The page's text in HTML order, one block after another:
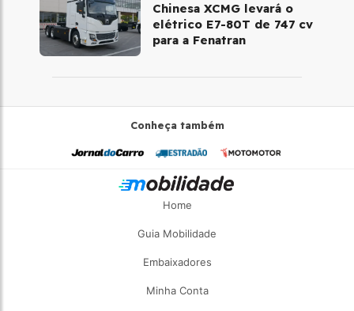
Chinesa XCMG levará o
elétrico E7-80T de 747 cv
para a Fenatran
Conheça também
Home
Guia Mobilidade
Embaixadores
Minha Conta